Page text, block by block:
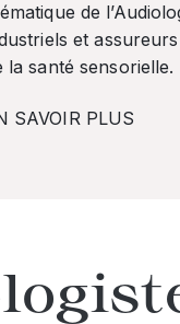
de
et
la santé sensorielle.
SAVOIR PLUS